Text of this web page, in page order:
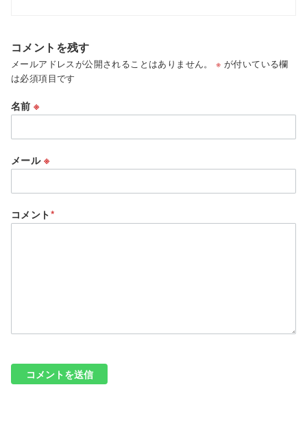
コメントを残す
メールアドレスが公開されることはありません。 ※ が付いている欄
は必須項目です
名前※
メール ※
コメント*